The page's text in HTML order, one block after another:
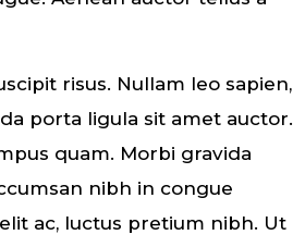
risus. Nullam leo sapien,
porta ligula sit amet auctor.
quam. Morbi gravida
nibh in congue
ac, luctus pretium nibh. Ut